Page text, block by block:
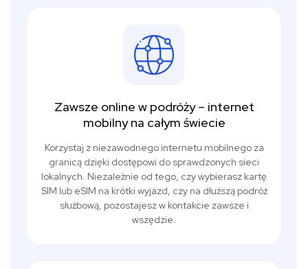
Zawsze online w podróży – internet
mobilny na całym świecie
Korzystaj z niezawodnego internetu mobilnego za
granicą dzięki dostępowi do sprawdzonych sieci
lokalnych. Niezależnie od tego, czy wybierasz kartę
SIM lub eSIM na krótki wyjazd, czy na dłuższą podróż
służbową, pozostajesz w kontakcie zawsze i
wszędzie.